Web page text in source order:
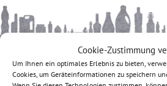
Cookie-Zustimmung
Um Ihnen ein optimales Erlebnis zu bieten,
Cookies, um Geräteinformationen zu speichern
etikett.de